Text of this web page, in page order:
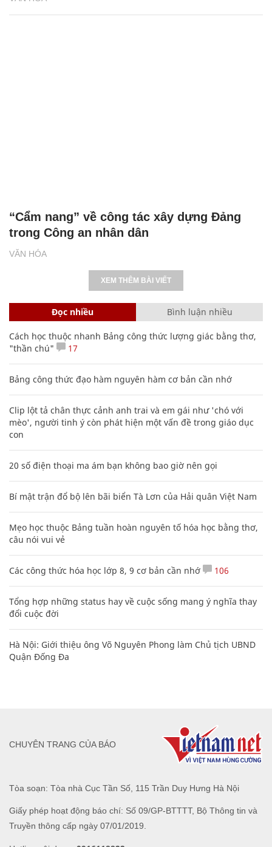
VĂN HÓA
“Cẩm nang” về công tác xây dựng Đảng
trong Công an nhân dân
XEM THÊM BÀI VIẾT
Đọc nhiều Bình luận nhiều
Cách học thuộc nhanh Bảng công thức lượng giác bằng thơ,
"thần chú"
17
Bảng công thức đạo hàm nguyên hàm cơ bản cần nhớ
Clip lột tả chân thực cảnh anh trai và em gái như 'chó với
mèo', người tinh ý còn phát hiện một vấn đề trong giáo dục
con
20 số điện thoại ma ám bạn không bao giờ nên gọi
Bí mật trận đổ bộ lên bãi biển Tà Lơn của Hải quân Việt Nam
Mẹo học thuộc Bảng tuần hoàn nguyên tố hóa học bằng thơ,
câu nói vui vẻ
Các công thức hóa học lớp 8, 9 cơ bản cần nhớ 106
Tổng hợp những status hay về cuộc sống mang ý nghĩa thay
đổi cuộc đời
Hà Nội: Giới thiệu ông Võ Nguyên Phong làm Chủ tịch UBND
Quận Đống Đa
Tòa soạn: Tòa nhà Cục Tần Số, 115 Trần Duy Hưng Hà Nội
Giấy phép hoạt động báo chí: Số 09/GP-BTTTT, Bộ Thông tin và
Truyền thông cấp ngày 07/01/2019.
CHUYÊN TRANG CỦA BÁO